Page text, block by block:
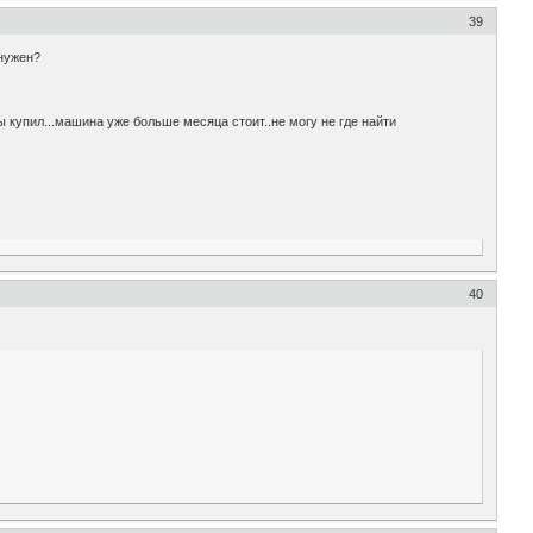
39
купил...машина уже больше месяца стоит..не могу не где найти
40